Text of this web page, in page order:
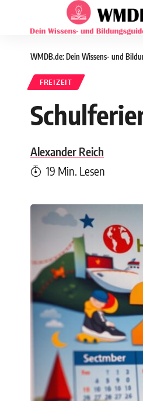
WMDB.de: Dein Wissens- und
FREIZEIT
Alexander Reich
19 Min. Lesen